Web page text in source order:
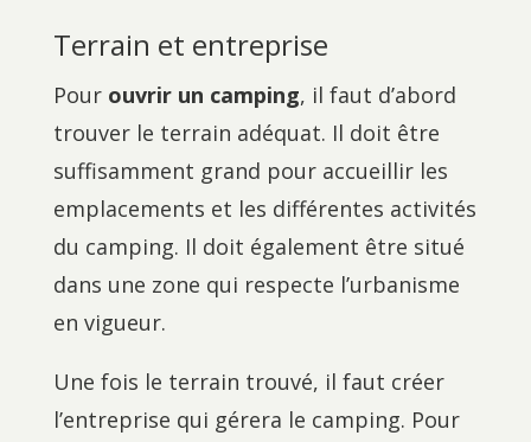
Terrain et entreprise
Pour ouvrir un camping, il faut d’abord
trouver le terrain adéquat. Il doit être
suffisamment grand pour accueillir les
emplacements et les différentes activités
du camping. Il doit également être situé
dans une zone qui respecte l’urbanisme
en vigueur.
Une fois le terrain trouvé, il faut créer
l’entreprise qui gérera le camping. Pour